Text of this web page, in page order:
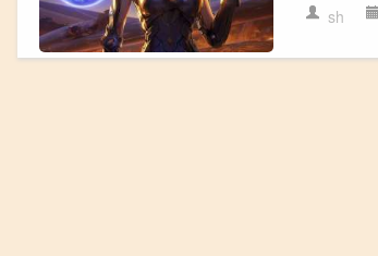
sh